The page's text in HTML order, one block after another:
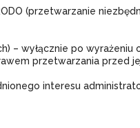
(przetwarzanie
– wyłącznie po
przetwarzania przed
interesu